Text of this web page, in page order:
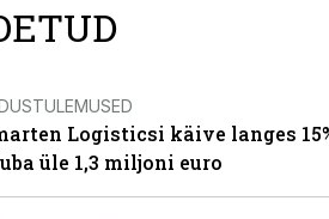
Logisticsi käive langes
üle 1,3 miljoni euro